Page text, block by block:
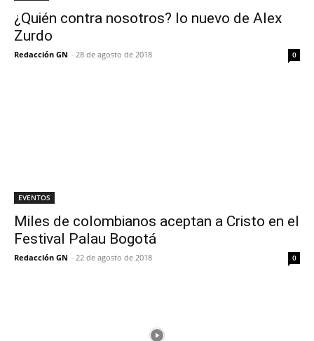
¿Quién contra nosotros? lo nuevo de Alex
Zurdo
Redacción GN - 28 de agosto de 2018 0
EVENTOS
Miles de colombianos aceptan a Cristo en el
Festival Palau Bogotá
Redacción GN - 22 de agosto de 2018 0